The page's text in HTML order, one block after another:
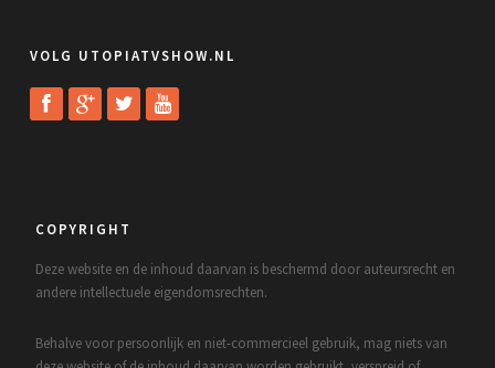
VOLG UTOPIATVSHOW.NL
COPYRIGHT
Deze website en de inhoud daarvan is beschermd door auteursrecht en
andere intellectuele eigendomsrechten.
Behalve voor persoonlijk en niet-commercieel gebruik, mag niets van